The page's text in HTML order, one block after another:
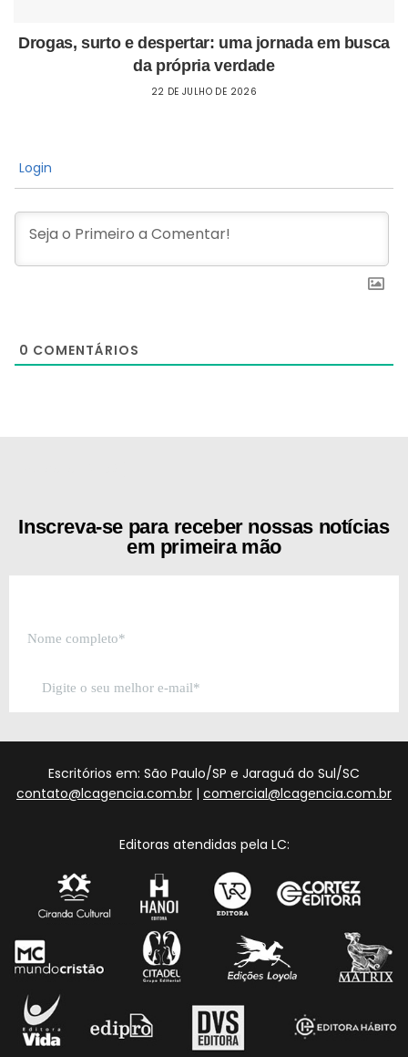
Drogas, surto e despertar: uma jornada em busca
da própria verdade
22 DE JULHO DE 2026
Login
0 COMENTÁRIOS
Inscreva-se para receber nossas notícias
em primeira mão
Escritórios em: São Paulo/SP e Jaraguá do Sul/SC
contato@lcagencia.com.br | comercial@lcagencia.com.br
Editoras atendidas pela LC: